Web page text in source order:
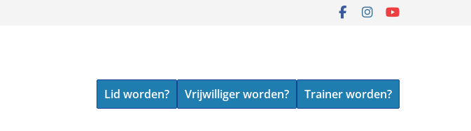
Lid worden? Vrijwilliger worden? Trainer worden?